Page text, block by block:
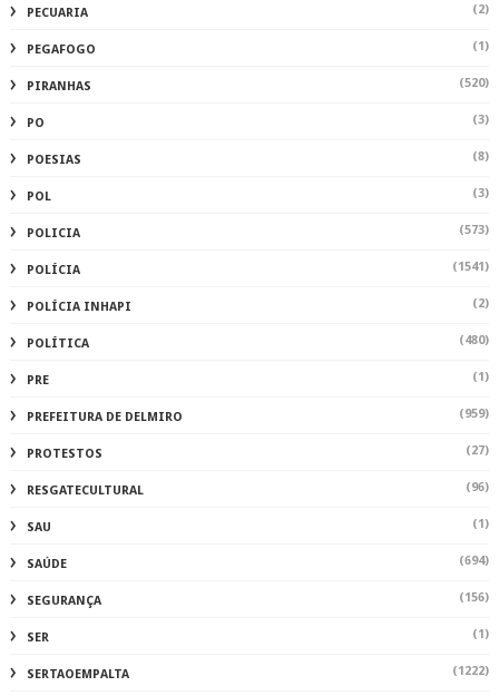
PECUARIA (2)
PEGAFOGO (1)
PIRANHAS (520)
PO (3)
POESIAS (8)
POL (3)
POLICIA (573)
POLÍCIA (1541)
POLÍCIA INHAPI (2)
POLÍTICA (480)
PRE (1)
PREFEITURA DE DELMIRO (959)
PROTESTOS (27)
RESGATECULTURAL (96)
SAU (1)
SAÚDE (694)
SEGURANÇA (156)
SER (1)
SERTAOEMPALTA (1222)